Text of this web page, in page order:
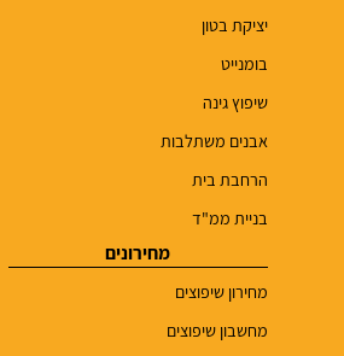
יציקת בטון
בומנייט
שיפוץ גינה
אבנים משתלבות
הרחבת בית
בניית ממ"ד
מחירונים
מחירון שיפוצים
מחשבון שיפוצים